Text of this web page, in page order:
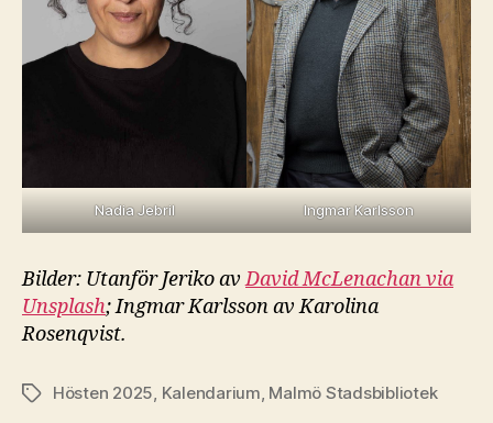
Nadia Jebril Ingmar Karlsson
Bilder: Utanför Jeriko avDavid McLenachan via
Unsplash; Ingmar Karlsson av Karolina
Rosenqvist.
EtiketterHösten 2025, Kalendarium, Malmö Stadsbibliotek